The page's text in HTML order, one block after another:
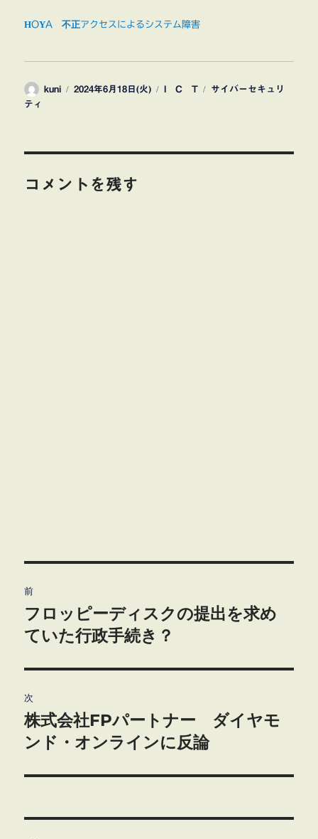
HOYA 不正アクセスによるシステム障害
投
kuni
投
2024年6月18日(火)
カI C T
タ
サイバーセキュリ
ティ
コメントを残す
稿
ナ
ビ
ゲ
ー
ン
前
前
の
稿:
フロッピーディスクの提出を求め
ていた行政手続き？
次
次
の
稿:
株式会社FPパートナー ダイヤモ
ンド・オンラインに反論